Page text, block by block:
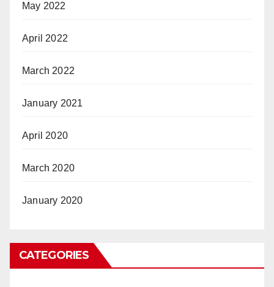
May 2022
April 2022
March 2022
January 2021
April 2020
March 2020
January 2020
CATEGORIES